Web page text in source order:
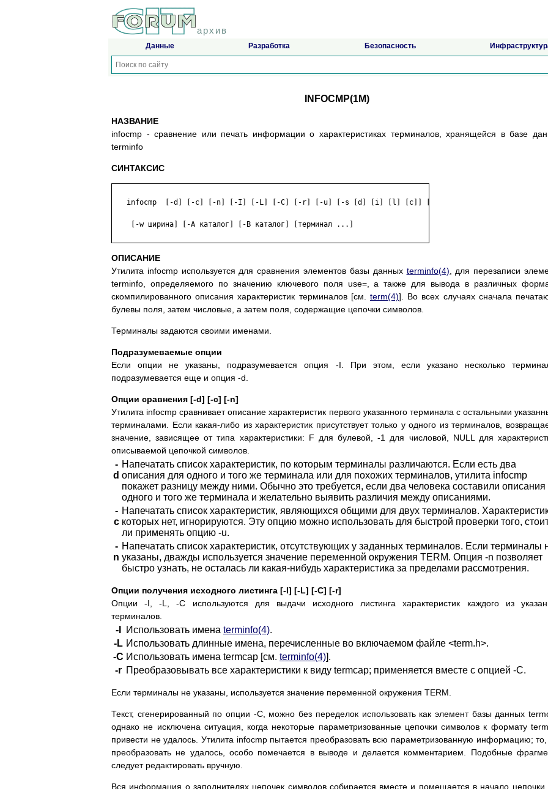
архив
Данные Разработка Безопасность
INFOCMP(1M)
НАЗВАНИЕ
infocmp - сравнение или печать информации о характеристиках терминалов, хранящейся в базе
terminfo
СИНТАКСИС
   infocmp  [-d] [-c] [-n] [-I] [-L] [-C] [-r] [-u] [-s [d] [i] [l] [c]] [-
    [-w ширина] [-A каталог] [-B каталог] [терминал ...]
ОПИСАНИЕ
Утилита infocmp используется для сравнения элементов базы данных terminfo(4) , для перезаписи
terminfo, определяемого по значению ключевого поля use=, а также для вывода в различных
скомпилированного описания характеристик терминалов [см. term(4)]. Во всех случаях сначала
булевы поля, затем числовые, а затем поля, содержащие цепочки символов.
Терминалы задаются своими именами.
Подразумеваемые опции
Если опции не указаны, подразумевается опция -I. При этом, если указано несколько
подразумевается еще и опция -d.
Опции сравнения [-d] [-c] [-n]
Утилита infocmp сравнивает описание характеристик первого указанного терминала с остальными
терминалами. Если какая-либо из характеристик присутствует только у одного из терминалов,
значение, зависящее от типа характеристики: F для булевой, -1 для числовой, NULL для
описываемой цепочкой символов.
-
d
Напечатать список характеристик, по которым терминалы различаются. Если есть два
описания для одного и того же терминала или для похожих терминалов, утилита infocmp
покажет разницу между ними. Обычно это требуется, если два человека составили описания
одного и того же терминала и желательно выявить различия между описаниями.
-
c
Напечатать список характеристик, являющихся общими для двух терминалов.
которых нет, игнорируются. Эту опцию можно использовать для быстрой проверки того,
ли применять опцию -u.
-
n
Напечатать список характеристик, отсутствующих у заданных терминалов. Если терминалы
указаны, дважды используется значение переменной окружения TERM. Опция -n позволяет
быстро узнать, не осталась ли какая-нибудь характеристика за пределами рассмотрения.
Опции получения исходного листинга [-I] [-L] [-C] [-r]
Опции -I, -L, -C используются для выдачи исходного листинга характеристик каждого из
терминалов.
-I Использовать имена terminfo(4).
-L Использовать длинные имена, перечисленные во включаемом файле <term.h>.
-C Использовать имена termcap [см. terminfo(4)].
-r Преобразовывать все характеристики к виду termcap; применяется вместе с опцией -C.
Если терминалы не указаны, используется значение переменной окружения TERM.
Текст, сгенерированный по опции -C, можно без переделок использовать как элемент базы данных
однако не исключена ситуация, когда некоторые параметризованные цепочки символов к формату
привести не удалось. Утилита infocmp пытается преобразовать всю параметризованную информацию; то,
преобразовать не удалось, особо помечается в выводе и делается комментарием. Подобные
следует редактировать вручную.
Вся информация о заполнителях цепочек символов собирается вместе и помещается в начало цепочки,